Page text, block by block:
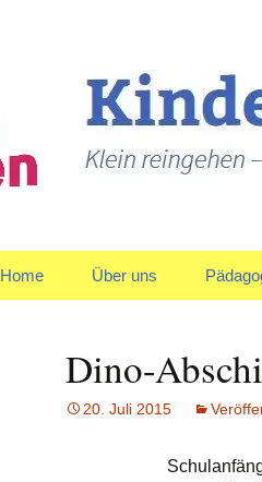
Home
Leitbild und Leitziele
Über uns
Team
Tagesablauf
Dino-
20. Juli 2015